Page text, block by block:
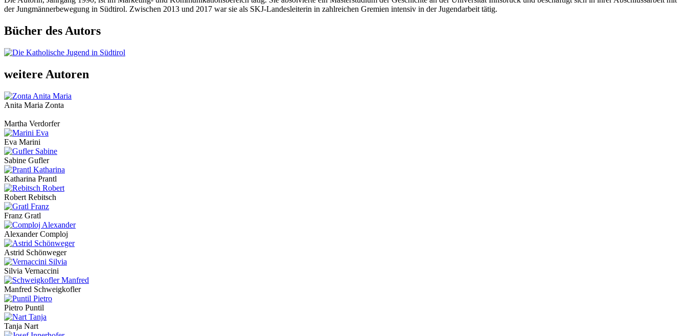
der Jungmännerbewegung in Südtirol. Zwischen 2013 und 2017 war sie als SKJ-Landesleiterin in zahlreichen Gremien intensiv in der Jugendarbeit tätig.
Bücher des Autors
weitere Autoren
Anita Maria Zonta
Martha Verdorfer
Eva Marini
Sabine Gufler
Katharina Prantl
Robert Rebitsch
Franz Gratl
Alexander Comploj
Astrid Schönweger
Silvia Vernaccini
Manfred Schweigkofler
Pietro Puntil
Tanja Nart